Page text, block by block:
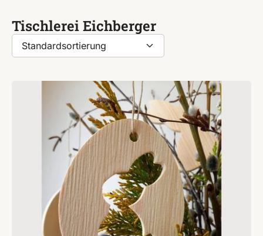
Tischlerei Eichberger